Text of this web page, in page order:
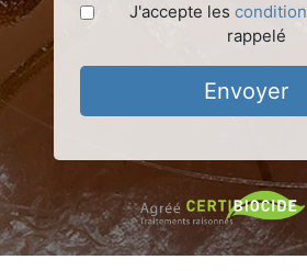
J'accepte les
rappelé
Envoyer